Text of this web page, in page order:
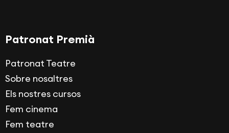
Patronat Premià
Patronat Teatre
Sobre nosaltres
Els nostres cursos
Fem cinema
Fem teatre